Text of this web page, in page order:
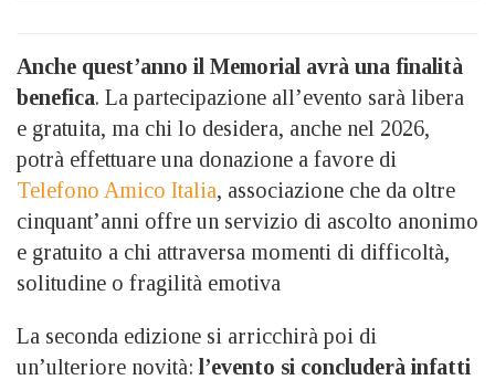
Anche quest’anno il Memorial avrà una finalità
benefica. La partecipazione all’evento sarà libera
e gratuita, ma chi lo desidera, anche nel 2026,
potrà effettuare una donazione a favore di
Telefono Amico Italia, associazione che da oltre
cinquant’anni offre un servizio di ascolto anonimo
e gratuito a chi attraversa momenti di difficoltà,
solitudine o fragilità emotiva
La seconda edizione si arricchirà poi di
un’ulteriore novità: l’evento si concluderà infatti